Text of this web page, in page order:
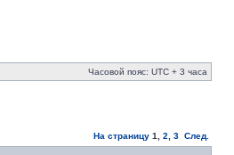
Часовой пояс: UTC + 3 часа
На страницу 1 2 3 След.